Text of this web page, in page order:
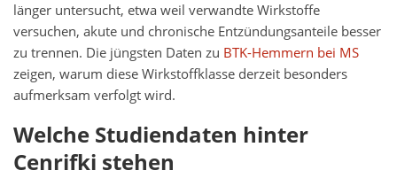
länger untersucht, etwa weil verwandte Wirkstoffe
versuchen, akute und chronische Entzündungsanteile besser
zu trennen. Die jüngsten Daten zu BTK-Hemmern bei MS
zeigen, warum diese Wirkstoffklasse derzeit besonders
aufmerksam verfolgt wird.
Welche Studiendaten hinter
Cenrifki stehen